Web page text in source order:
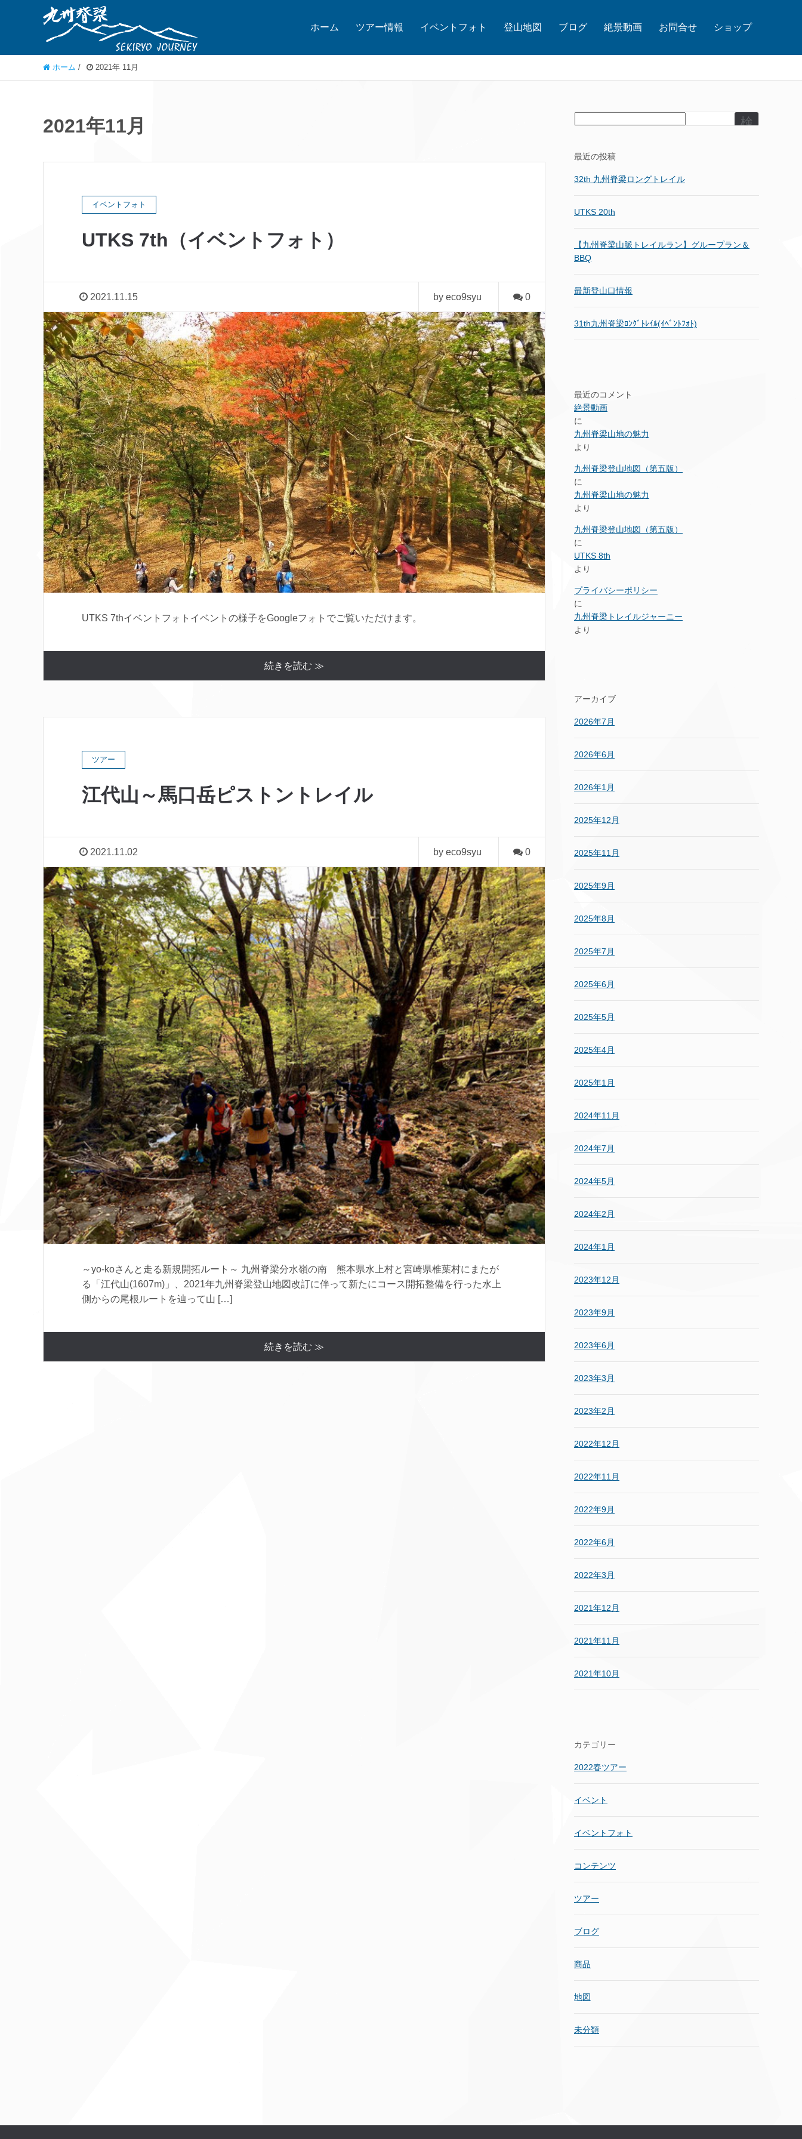
ホーム ツアー情報 イベントフォト 登山地図 ブログ 絶景動画 お問合せ ショップ
ホーム / 2021年 11月
2021年11月
イベントフォト
UTKS 7th（イベントフォト）
2021.11.15 by eco9syu 0
UTKS 7thイベントフォトイベントの様子をGoogleフォトでご覧いただけます。
続きを読む ≫
ツアー
江代山～馬口岳ピストントレイル
2021.11.02 by eco9syu 0
～yo-koさんと走る新規開拓ルート～ 九州脊梁分水嶺の南 熊本県水上村と宮崎県椎葉村にまたが
る「江代山(1607m)」、2021年九州脊梁登山地図改訂に伴って新たにコース開拓整備を行った水上
側からの尾根ルートを辿って山 […]
続きを読む ≫
検
最近の投稿
32th 九州脊梁ロングトレイル
UTKS 20th
【九州脊梁山脈トレイルラン】グループラン＆
BBQ
最新登山口情報
31th九州脊梁ﾛﾝｸﾞﾄﾚｲﾙ(ｲﾍﾞﾝﾄﾌｫﾄ)
最近のコメント
絶景動画
に
九州脊梁山地の魅力
より
九州脊梁登山地図（第五版）
に
九州脊梁山地の魅力
より
九州脊梁登山地図（第五版）
に
UTKS 8th
より
プライバシーポリシー
に
九州脊梁トレイルジャーニー
より
アーカイブ
2026年7月
2026年6月
2026年1月
2025年12月
2025年11月
2025年9月
2025年8月
2025年7月
2025年6月
2025年5月
2025年4月
2025年1月
2024年11月
2024年7月
2024年5月
2024年2月
2024年1月
2023年12月
2023年9月
2023年6月
2023年3月
2023年2月
2022年12月
2022年11月
2022年9月
2022年6月
2022年3月
2021年12月
2021年11月
2021年10月
カテゴリー
2022春ツアー
イベント
イベントフォト
コンテンツ
ツアー
ブログ
商品
地図
未分類